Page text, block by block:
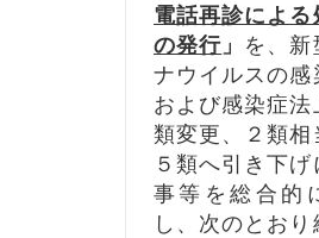
電話再診による
の発行 」 を、新
ナウイルスの感
および感染症法
類変更、２類相
５類へ引き下げ
事等を総合的
し、次のとおり